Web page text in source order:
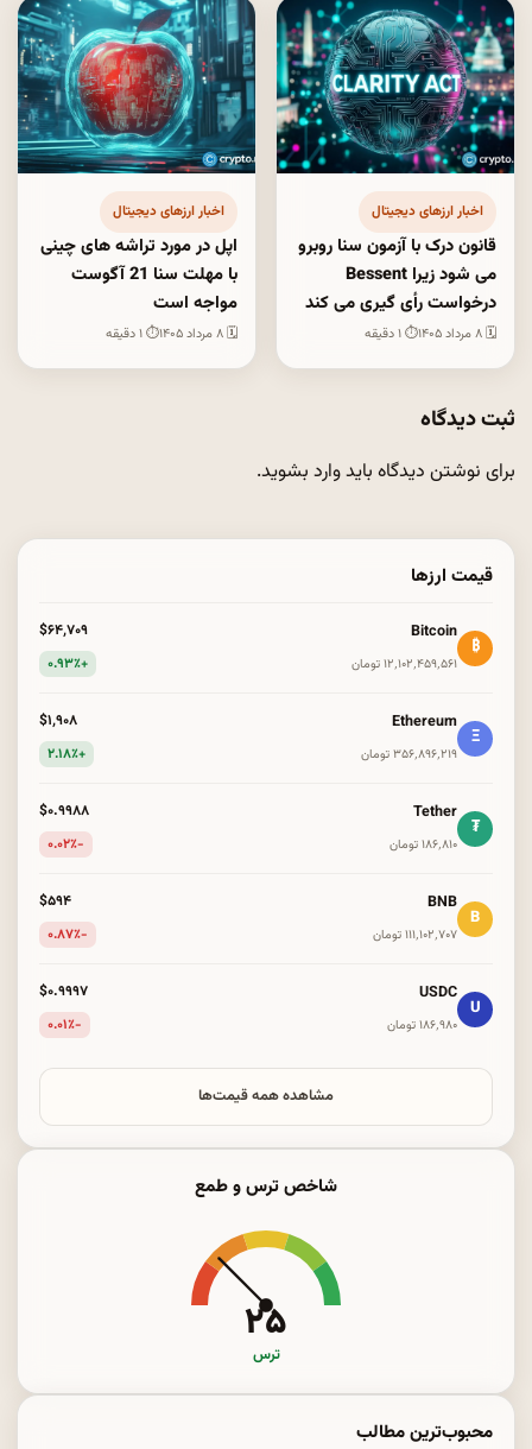
اخبار ارزهای دیجیتال
قانون درک با آزمون سنا روبرو
می شود زیرا Bessent
درخواست رأی گیری می کند
🗓 ۸ مرداد ۱۴۰۵ ⏱ ۱ دقیقه
اخبار ارزهای دیجیتال
اپل در مورد تراشه های چینی
با مهلت سنا 21 آگوست
مواجه است
🗓 ۸ مرداد ۱۴۰۵ ⏱ ۱ دقیقه
ثبت دیدگاه
برای نوشتن دیدگاه بایدوارد بشوید.
قیمت ارزها
₿
Bitcoin
۱۲٬۱۰۲٬۴۵۹٬۵۶۱ تومان
$۶۴٬۷۰۹
+۰.۹۳٪
Ξ
Ethereum
۳۵۶٬۸۹۶٬۲۱۹ تومان
$۱٬۹۰۸
+۲.۱۸٪
₮
Tether
۱۸۶٬۸۱۰ تومان
$۰.۹۹۸۸
-۰.۰۲٪
B
BNB
۱۱۱٬۱۰۲٬۷۰۷ تومان
$۵۹۴
-۰.۸۷٪
U
USDC
۱۸۶٬۹۸۰ تومان
$۰.۹۹۹۷
-۰.۰۱٪
مشاهده همه قیمت‌ها
شاخص ترس و طمع
۲۵
ترس
محبوب‌ترین مطالب